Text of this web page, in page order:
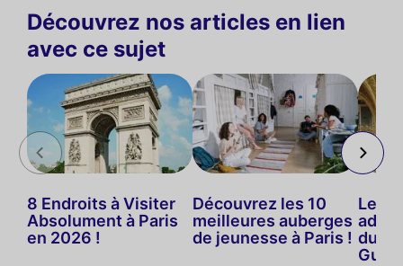
Découvrez nos articles en lien
avec ce sujet
8 Endroits à Visiter
Absolument à Paris
en 2026 !
Découvrez les 10
meilleures auberges
de jeunesse à Paris !
Les
du